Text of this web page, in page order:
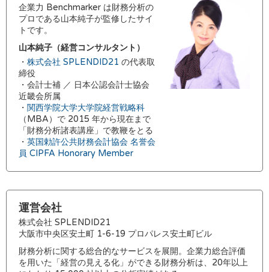
企業力 Benchmarker は財務分析の
プロである山本純子が監修したサイ
トです。
山本純子（経営コンサルタント）
・ 株式会社 SPLENDID21 の代表取
締役
・会計士補 ／ 日本公認会計士協会
近畿会所属
・ 関西学院大学大学院経営戦略科
（MBA）で 2015 年から現在まで
「財務分析諸表講座」で教鞭をとる
・ 英国勅許公共財務会計協会 名誉会
員 CIPFA Honorary Member
運営会社
株式会社 SPLENDID21
大阪市中央区安土町 1-6-19 プロパレス安土町ビル
財務分析に関する総合的なサービスを展開。企業力総合評価
を用いた「経営の見える化」ができる財務分析は、20年以上